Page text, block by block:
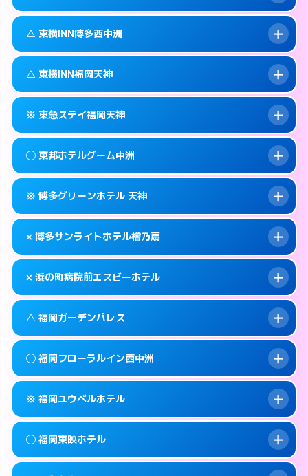
info このホテルの詳細ページを見る →
smartphone 092-713-5454
map 福岡市中央区渡辺通4-7-1
info このホテルの詳細ページを見る →
案内方法:女性が直接お部屋まで伺います。
smartphone 092-712-5858
map 福岡市中央区天神1-16-1
info このホテルの詳細ページを見る →
案内方法:女性が直接お部屋まで伺います。
smartphone 092-781-0711
map 福岡市中央区大名2-6-60
info このホテルの詳細ページを見る →
△ 東横INN博多西中洲
案内方法:状況により派遣できません。
smartphone 092-739-1045
map 福岡市中央区西中洲1-16
info このホテルの詳細ページを見る →
△ 東横INN福岡天神
案内方法: 状況により派遣できません。
smartphone 092-725-1045
map 福岡市中央区渡辺通5-15-14
info このホテルの詳細ページを見る →
※ 東急ステイ福岡天神
案内方法: カードキーにつきホテルの入り口で
待ち合わせ。
info このホテルの詳細ページを見る →
◯ 東邦ホテルグーム中洲
案内方法: 女性が直接お部屋まで伺います。
smartphone 050-1807-3131
map 福岡市中央区渡辺通5-7-22
info このホテルの詳細ページを見る →
※ 博多グリーンホテル 天神
案内方法:カードキーにつきホテルの入り口で
待ち合わせ。
info このホテルの詳細ページを見る →
× 博多サンライトホテル檜乃扇
案内方法:派遣できません。
smartphone 092-522-0080
map 福岡市中央区清川2-6-23
info このホテルの詳細ページを見る →
× 浜の町病院前エスビーホテル
案内方法: 派遣できません。
smartphone 092-717-6600
map 福岡市中央区長浜1-2-24
info このホテルの詳細ページを見る →
△ 福岡ガーデンパレス
案内方法:状況により派遣できません。
smartphone 092-713-1112
map 福岡市中央区天神4-8-15
info このホテルの詳細ページを見る →
◯ 福岡フローラルイン西中洲
案内方法: 女性が直接お部屋まで伺います。
smartphone 092-735-1100
※ 福岡ユウベルホテル
案内方法: カードキーにつきホテルの入り口で
◯ 福岡東映ホテル